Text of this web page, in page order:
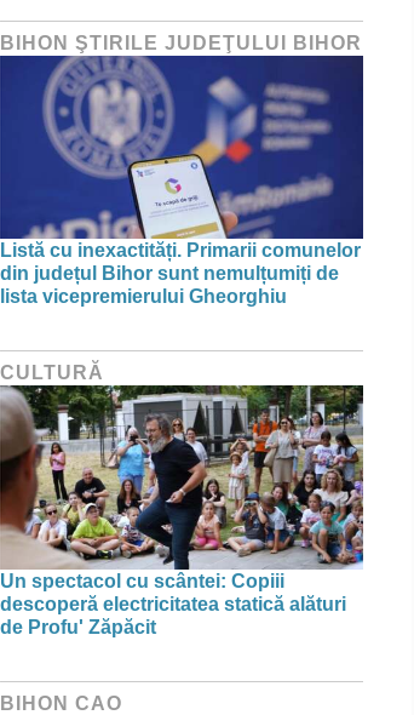
BIHON ŞTIRILE JUDEŢULUI BIHOR
Listă cu inexactități. Primarii comunelor
din județul Bihor sunt nemulțumiți de
lista vicepremierului Gheorghiu
CULTURĂ
Un spectacol cu scântei: Copiii
descoperă electricitatea statică alături
de Profu' Zăpăcit
BIHON CAO